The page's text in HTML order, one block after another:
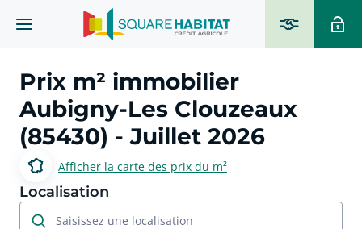
Prix m² immobilier
Aubigny-Les Clouzeaux
(85430) - Juillet 2026
Afficher la carte des prix du m²
Localisation
Saisissez une localisation